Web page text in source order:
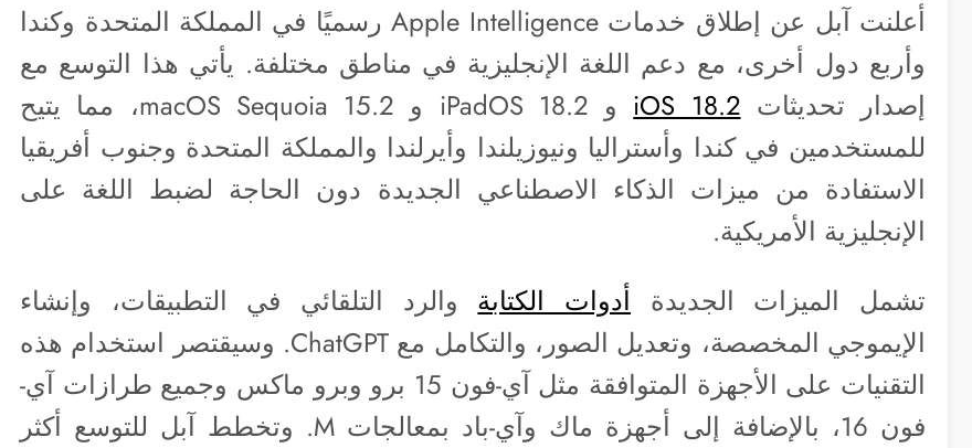
أعلنت آبل عن إطلاق خدمات Apple Intelligence رسميًا في المملكة المتحدة وكندا
وأربع دول أخرى، مع دعم اللغة الإنجليزية في مناطق مختلفة. يأتي هذا التوسع مع
إصدار تحديثات iOS 18.2
و iPadOS 18.2 و macOS Sequoia 15.2، مما يتيح
للمستخدمين في كندا وأستراليا ونيوزيلندا وأيرلندا والمملكة المتحدة وجنوب أفريقيا
الاستفادة من ميزات الذكاء الاصطناعي الجديدة دون الحاجة لضبط اللغة على
الإنجليزية الأمريكية.
تشمل الميزات الجديدة أدوات الكتابة والرد التلقائي في التطبيقات، وإنشاء
الإيموجي المخصصة، وتعديل الصور، والتكامل مع ChatGPT. وسيقتصر استخدام هذه
التقنيات على الأجهزة المتوافقة مثل آي-فون 15 برو وبرو ماكس وجميع طرازات آي-
فون 16، بالإضافة إلى أجهزة ماك وآي-باد بمعالجات M. وتخطط آبل للتوسع أكثر